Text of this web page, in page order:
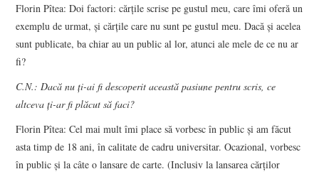
Florin Pîtea: Doi factori: cărțile scrise pe gustul meu, care îmi oferă un
exemplu de urmat, și cărțile care nu sunt pe gustul meu. Dacă și acelea
sunt publicate, ba chiar au un public al lor, atunci ale mele de ce nu ar
fi?
C.N.: Dacă nu ți-ai fi descoperit această pasiune pentru scris, ce
altceva ți-ar fi plăcut să faci?
Florin Pîtea: Cel mai mult îmi place să vorbesc în public și am făcut
asta timp de 18 ani, în calitate de cadru universitar. Ocazional, vorbesc
în public și la câte o lansare de carte. (Inclusiv la lansarea cărților